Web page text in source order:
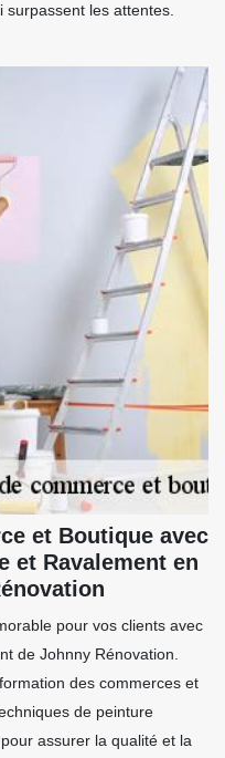
les attentes.
et Boutique avec
et Ravalement en
pour vos clients avec
de Johnny Rénovation.
des commerces et
de peinture
assurer la qualité et la